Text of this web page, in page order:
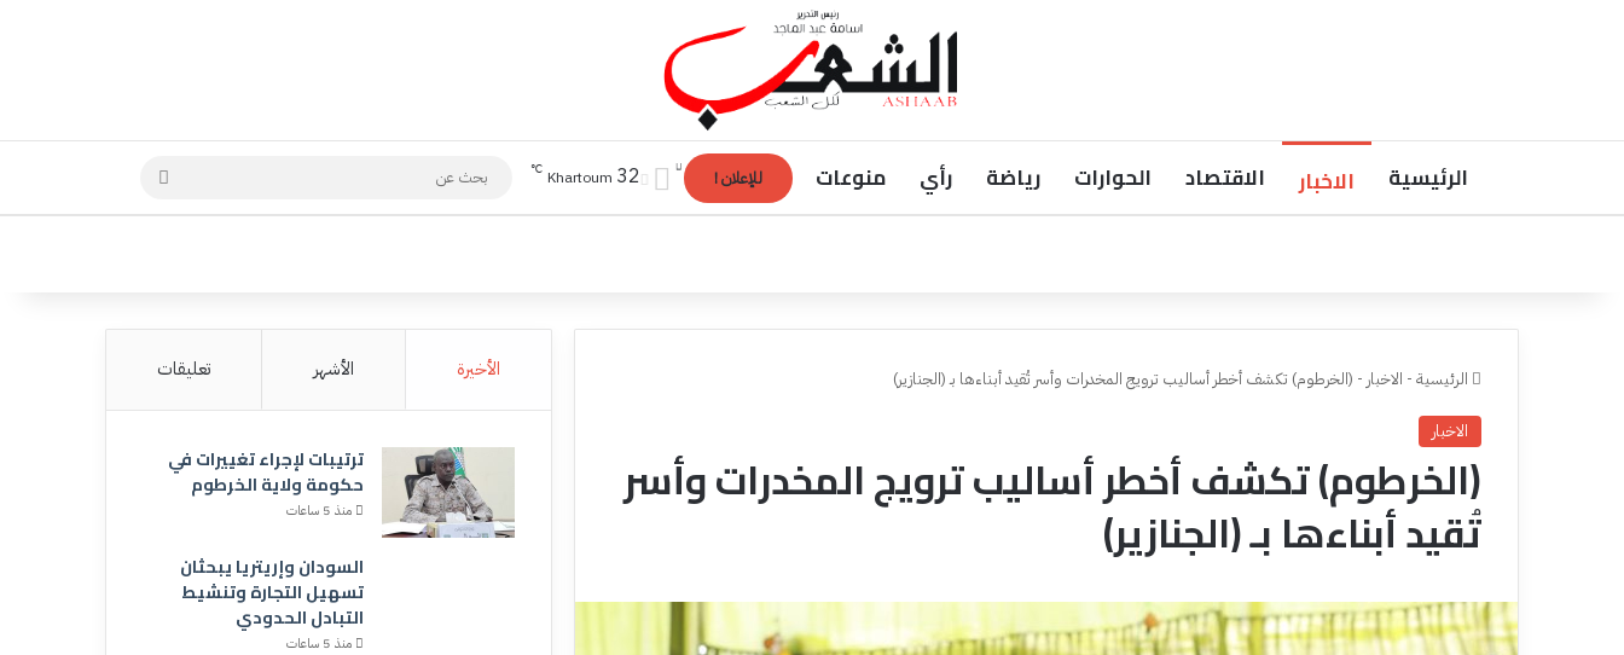
الرئيسية الاخبار الاقتصاد الحوارات رياضة رأي منوعات للإعلان ! Khartoum 32
℃
عن
الرئيسية - الاخبار - (الخرطوم) تكشف أخطر أساليب ترويج المخدرات وأسر تُقيد أبناءها بـ (الجنازير)
الاخبار
(الخرطوم) تكشف أخطر أساليب ترويج المخدرات وأسر
تُقيد أبناءها بـ (الجنازير)
الأخيرة الأشهر تعليقات
ترتيبات لإجراء تغييرات في
حكومة ولاية الخرطوم
منذ 5 ساعات
السودان وإريتريا يبحثان
تسهيل التجارة وتنشيط
التبادل الحدودي
منذ 5 ساعات